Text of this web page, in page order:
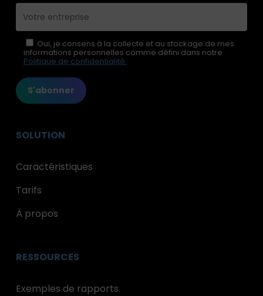
Please leave this field empty.
Oui, je consens à la collecte et au stockage de mes
informations personnelles comme défini dans notre
Politique de confidentialité.
SOLUTION
Caractéristiques
Tarifs
À propos
RESSOURCES
Exemples de rapports